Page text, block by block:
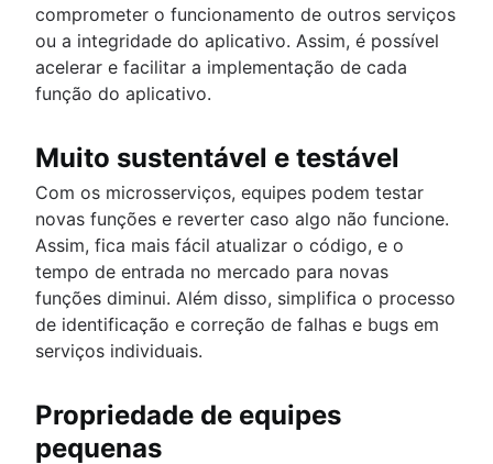
comprometer o funcionamento de outros serviços
ou a integridade do aplicativo. Assim, é possível
acelerar e facilitar a implementação de cada
função do aplicativo.
Muito sustentável e testável
Com os microsserviços, equipes podem testar
novas funções e reverter caso algo não funcione.
Assim, fica mais fácil atualizar o código, e o
tempo de entrada no mercado para novas
funções diminui. Além disso, simplifica o processo
de identificação e correção de falhas e bugs em
serviços individuais.
Propriedade de equipes
pequenas